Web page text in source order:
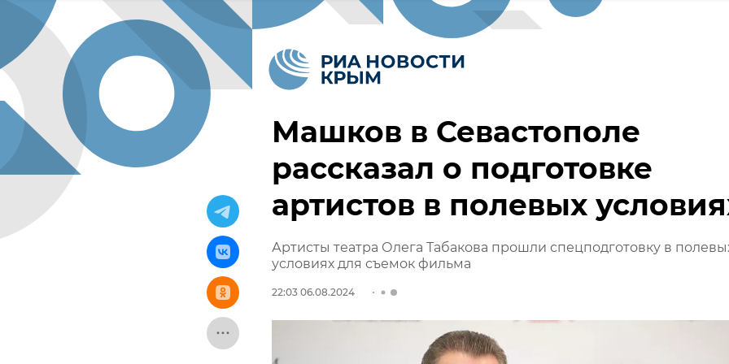
Машков в Севастополе
рассказал о подготовке
артистов в полевых
Артисты театра Олега Табакова прошли спецподготовку в
условиях для съемок фильма
22:03 06.08.2024